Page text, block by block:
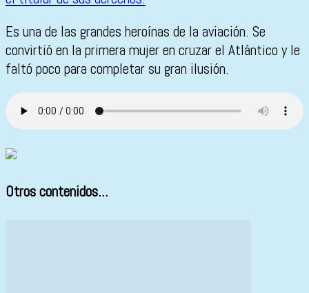
Es una de las grandes heroínas de la aviación. Se
convirtió en la primera mujer en cruzar el Atlántico y le
faltó poco para completar su gran ilusión.
Otros contenidos...